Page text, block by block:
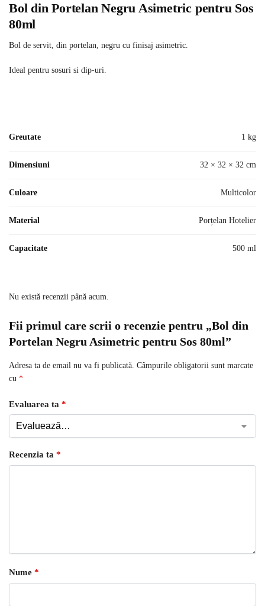
Bol din Portelan Negru Asimetric pentru Sos
80ml
Bol de servit, din portelan, negru cu finisaj asimetric.
Ideal pentru sosuri si dip-uri.
Greutate 1 kg
Dimensiuni 32 × 32 × 32 cm
Culoare Multicolor
Material Porțelan Hotelier
Capacitate 500 ml
Nu există recenzii până acum.
Fii primul care scrii o recenzie pentru „Bol din
Portelan Negru Asimetric pentru Sos 80ml”
Adresa ta de email nu va fi publicată. Câmpurile obligatorii sunt marcate
cu *
Evaluarea ta *
Recenzia ta *
Nume *